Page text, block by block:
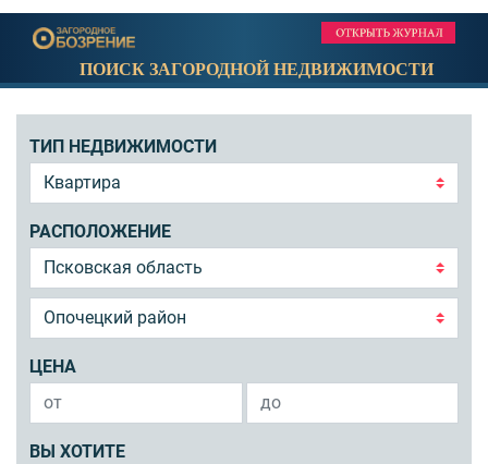
ПОИСК ЗАГОРОДНОЙ НЕДВИЖИМОСТИ
ТИП НЕДВИЖИМОСТИ
РАСПОЛОЖЕНИЕ
ЦЕНА
ВЫ ХОТИТЕ